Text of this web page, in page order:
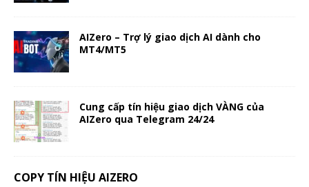
AIZero – Trợ lý giao dịch AI dành cho
MT4/MT5
Cung cấp tín hiệu giao dịch VÀNG của
AIZero qua Telegram 24/24
COPY TÍN HIỆU AIZERO